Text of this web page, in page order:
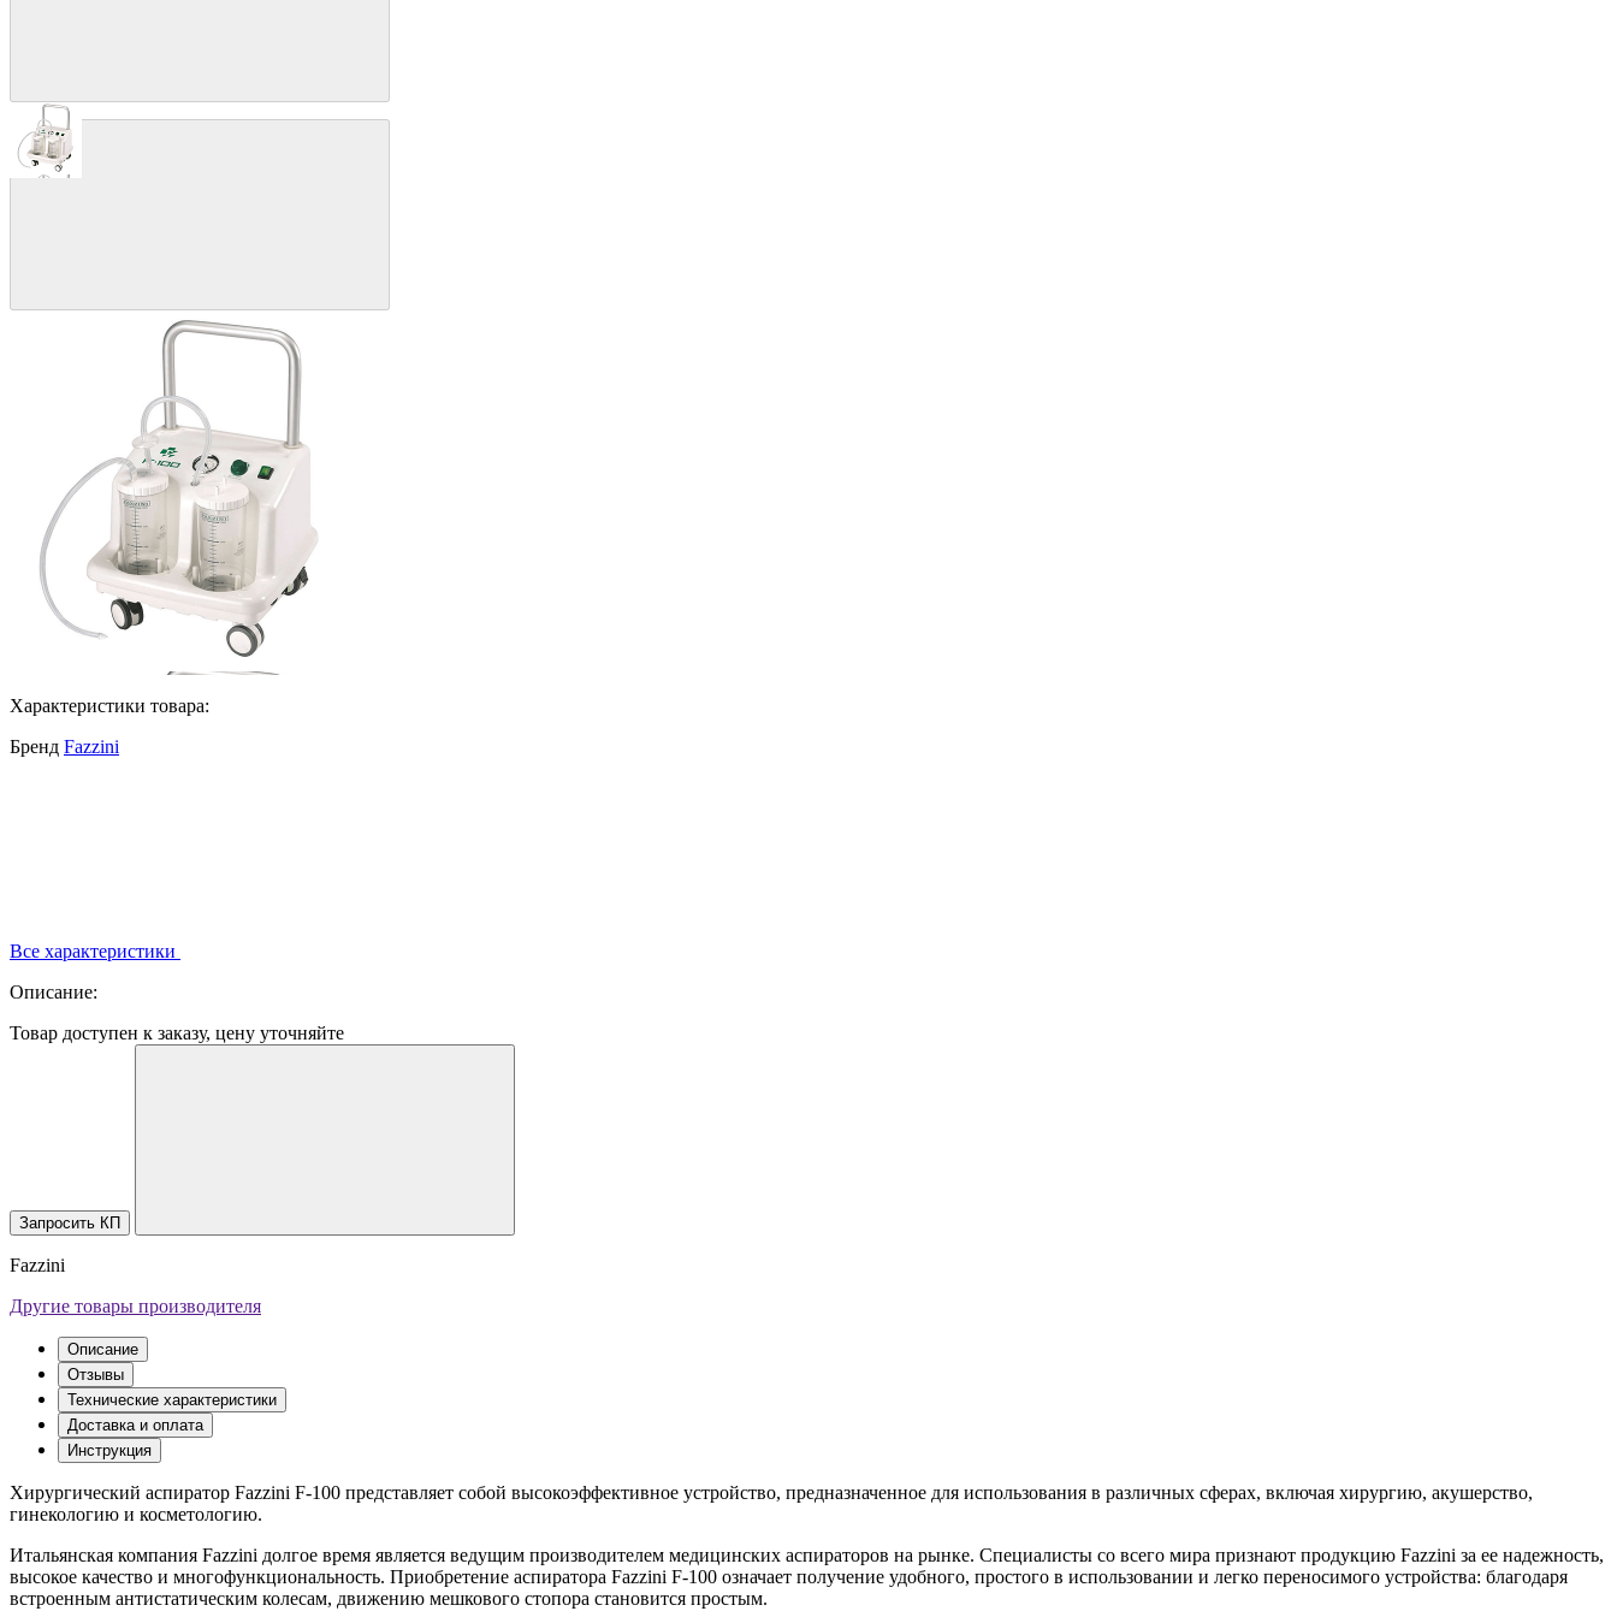
Характеристики товара:
Бренд Fazzini
Все характеристики
Описание:
Товар доступен к заказу, цену уточняйте
Запросить КП
Fazzini
Другие товары производителя
Описание
Отзывы
Технические характеристики
Доставка и оплата
Инструкция
Хирургический аспиратор Fazzini F-100 представляет собой высокоэффективное устройство, предназначенное для использования в различных сферах, включая хирургию, акушерство,
гинекологию и косметологию.
Итальянская компания Fazzini долгое время является ведущим производителем медицинских аспираторов на рынке. Специалисты со всего мира признают продукцию Fazzini за ее надежность,
высокое качество и многофункциональность. Приобретение аспиратора Fazzini F-100 означает получение удобного, простого в использовании и легко переносимого устройства: благодаря
встроенным антистатическим колесам, движению мешкового стопора становится простым.